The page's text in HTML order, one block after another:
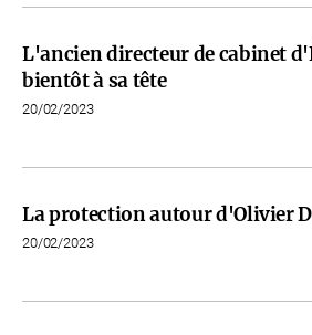
L'ancien directeur de cabinet
bientôt à sa tête
20/02/2023
La protection autour d'Olivier
20/02/2023